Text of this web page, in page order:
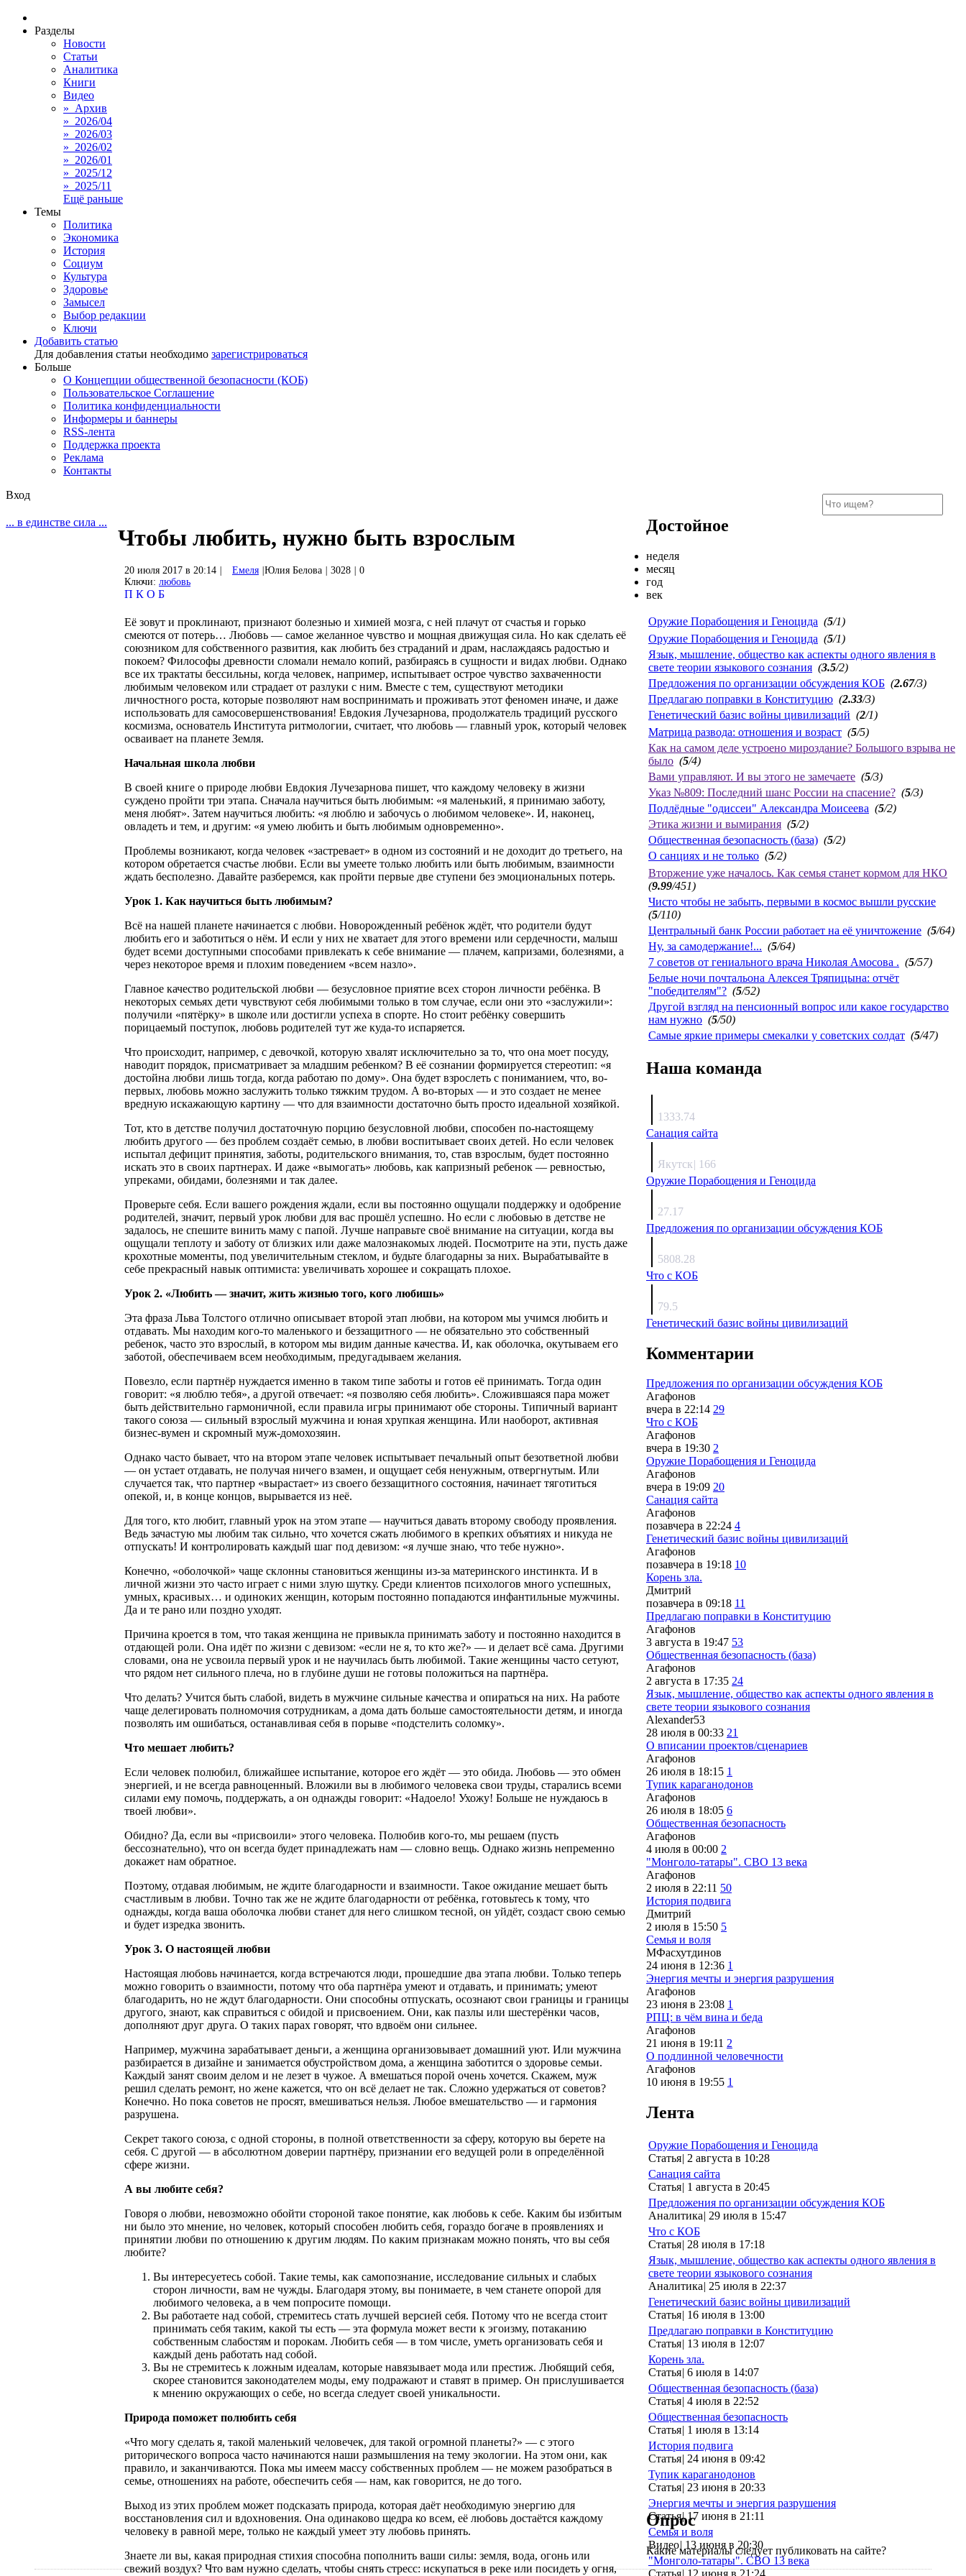
Разделы
Новости
Статьи
Аналитика
Книги
Видео
» Архив
» 2026/04
» 2026/03
» 2026/02
» 2026/01
» 2025/12
» 2025/11
Ещё раньше
Темы
Политика
Экономика
История
Социум
Культура
Здоровье
Замысел
Выбор редакции
Ключи
Добавить статью
Для добавления статьи необходимо зарегистрироваться
Больше
О Концепции общественной безопасности (КОБ)
Пользовательское Соглашение
Политика конфиденциальности
Информеры и баннеры
RSS-лента
Поддержка проекта
Реклама
Контакты
Вход
... в единстве сила ...
Чтобы любить, нужно быть взрослым
20 июля 2017 в 20:14 Емеля Юлия Белова 3028
0
Ключи: любовь
П К О Б
Её зовут и проклинают, признают болезнью и химией мозга, с ней плачут от счастья и горько
смеются от потерь… Любовь — самое желанное чувство и мощная движущая сила. Но как сделать её
союзником для собственного развития, как любить без страданий и драм, наслаждаясь радостью и
покоем? Философы древности сломали немало копий, разбираясь в сущности и видах любви. Однако
все их трактаты бессильны, когда человек, например, испытывает острое чувство захваченности
любимым человеком или страдает от разлуки с ним. Вместе с тем, существуют методики
личностного роста, которые позволяют нам воспринимать и проживать этот феномен иначе, и даже
использовать для самосовершенствования! Евдокия Лучезарнова, продолжатель традиций русского
космизма, основатель Института ритмологии, считает, что любовь — главный урок, который человек
осваивает на планете Земля.
Начальная школа любви
В своей книге о природе любви Евдокия Лучезарнова пишет, что каждому человеку в жизни
суждено пройти три этапа. Сначала научиться быть любимым: «я маленький, я принимаю заботу,
меня любят». Затем научиться любить: «я люблю и забочусь о любимом человеке». И, наконец,
овладеть и тем, и другим: «я умею любить и быть любимым одновременно».
Проблемы возникают, когда человек «застревает» в одном из состояний и не доходит до третьего, на
котором обретается счастье любви. Если вы умеете только любить или быть любимым, взаимности
ждать бесполезно. Давайте разберемся, как пройти первые две ступени без эмоциональных потерь.
Урок 1. Как научиться быть любимым?
Всё на нашей планете начинается с любви. Новорожденный ребёнок ждёт, что родители будут
любить его и заботиться о нём. И если у них не хватает для этого времени или сердечности, малыш
будет всеми доступными способами привлекать к себе внимание — плачем, капризами, болезнями, а
через некоторое время и плохим поведением «всем назло».
Главное качество родительской любви — безусловное приятие всех сторон личности ребёнка. В
некоторых семьях дети чувствуют себя любимыми только в том случае, если они это «заслужили»:
получили «пятёрку» в школе или достигли успеха в спорте. Но стоит ребёнку совершить
порицаемый поступок, любовь родителей тут же куда-то испаряется.
Что происходит, например, с девочкой, которую хвалят исключительно за то, что она моет посуду,
наводит порядок, присматривает за младшим ребенком? В её сознании формируется стереотип: «я
достойна любви лишь тогда, когда работаю по дому». Она будет взрослеть с пониманием, что, во-
первых, любовь можно заслужить только тяжким трудом. А во-вторых — и это создает не менее
вредную искажающую картину — что для взаимности достаточно быть просто идеальной хозяйкой.
Тот, кто в детстве получил достаточную порцию безусловной любви, способен по-настоящему
любить другого — без проблем создаёт семью, в любви воспитывает своих детей. Но если человек
испытал дефицит принятия, заботы, родительского внимания, то, став взрослым, будет постоянно
искать это в своих партнерах. И даже «вымогать» любовь, как капризный ребенок — ревностью,
упреками, обидами, болезнями и так далее.
Проверьте себя. Если вашего рождения ждали, если вы постоянно ощущали поддержку и одобрение
родителей, значит, первый урок любви для вас прошёл успешно. Но если с любовью в детстве не
задалось, не спешите винить маму с папой. Лучше направьте своё внимание на ситуации, когда вы
ощущали теплоту и заботу от близких или даже малознакомых людей. Посмотрите на эти, пусть даже
крохотные моменты, под увеличительным стеклом, и будьте благодарны за них. Вырабатывайте в
себе прекрасный навык оптимиста: увеличивать хорошее и сокращать плохое.
Урок 2. «Любить — значит, жить жизнью того, кого любишь»
Эта фраза Льва Толстого отлично описывает второй этап любви, на котором мы учимся любить и
отдавать. Мы находим кого-то маленького и беззащитного — не обязательно это собственный
ребенок, часто это взрослый, в котором мы видим данные качества. И, как оболочка, окутываем его
заботой, обеспечиваем всем необходимым, предугадываем желания.
Повезло, если партнёр нуждается именно в таком типе заботы и готов её принимать. Тогда один
говорит: «я люблю тебя», а другой отвечает: «я позволяю себя любить». Сложившаяся пара может
быть действительно гармоничной, если правила игры принимают обе стороны. Типичный вариант
такого союза — сильный взрослый мужчина и юная хрупкая женщина. Или наоборот, активная
бизнес-вумен и скромный муж-домохозяин.
Однако часто бывает, что на втором этапе человек испытывает печальный опыт безответной любви
— он устает отдавать, не получая ничего взамен, и ощущает себя ненужным, отвергнутым. Или
случается так, что партнер «вырастает» из своего беззащитного состояния, начинает тяготиться
опекой, и, в конце концов, вырывается из неё.
Для того, кто любит, главный урок на этом этапе — научиться давать второму свободу проявления.
Ведь зачастую мы любим так сильно, что хочется сжать любимого в крепких объятиях и никуда не
отпускать! И контролировать каждый шаг под девизом: «я лучше знаю, что тебе нужно».
Конечно, «оболочкой» чаще склонны становиться женщины из-за материнского инстинкта. И в
личной жизни это часто играет с ними злую шутку. Среди клиентов психологов много успешных,
умных, красивых… и одиноких женщин, которым постоянно попадаются инфантильные мужчины.
Да и те рано или поздно уходят.
Причина кроется в том, что такая женщина не привыкла принимать заботу и постоянно находится в
отдающей роли. Она идёт по жизни с девизом: «если не я, то кто же?» — и делает всё сама. Другими
словами, она не усвоила первый урок и не научилась быть любимой. Такие женщины часто сетуют,
что рядом нет сильного плеча, но в глубине души не готовы положиться на партнёра.
Что делать? Учится быть слабой, видеть в мужчине сильные качества и опираться на них. На работе
чаще делегировать полномочия сотрудникам, а дома дать больше самостоятельности детям, и иногда
позволять им ошибаться, останавливая себя в порыве «подстелить соломку».
Что мешает любить?
Если человек полюбил, ближайшее испытание, которое его ждёт — это обида. Любовь — это обмен
энергией, и не всегда равноценный. Вложили вы в любимого человека свои труды, старались всеми
силами ему помочь, поддержать, а он однажды говорит: «Надоело! Ухожу! Больше не нуждаюсь в
твоей любви».
Обидно? Да, если вы «присвоили» этого человека. Полюбив кого-то, мы решаем (пусть
бессознательно), что он всегда будет принадлежать нам — словно вещь. Однако жизнь непременно
докажет нам обратное.
Поэтому, отдавая любимым, не ждите благодарности и взаимности. Такое ожидание мешает быть
счастливым в любви. Точно так же не ждите благодарности от ребёнка, готовьтесь к тому, что
однажды, когда ваша оболочка любви станет для него слишком тесной, он уйдёт, создаст свою семью
и будет изредка звонить.
Урок 3. О настоящей любви
Настоящая любовь начинается, когда встречаются люди, прошедшие два этапа любви. Только теперь
можно говорить о взаимности, потому что оба партнёра умеют и отдавать, и принимать; умеют
благодарить, но не ждут благодарности. Они способны отпускать, осознают свои границы и границы
другого, знают, как справиться с обидой и присвоением. Они, как пазлы или шестерёнки часов,
дополняют друг друга. О таких парах говорят, что вдвоём они сильнее.
Например, мужчина зарабатывает деньги, а женщина организовывает домашний уют. Или мужчина
разбирается в дизайне и занимается обустройством дома, а женщина заботится о здоровье семьи.
Каждый занят своим делом и не лезет в чужое. А вмешаться порой очень хочется. Скажем, муж
решил сделать ремонт, но жене кажется, что он всё делает не так. Сложно удержаться от советов?
Конечно. Но пока советов не просят, вмешиваться нельзя. Любое вмешательство — и гармония
разрушена.
Секрет такого союза, с одной стороны, в полной ответственности за сферу, которую вы берете на
себя. С другой — в абсолютном доверии партнёру, признании его ведущей роли в определённой
сфере жизни.
А вы любите себя?
Говоря о любви, невозможно обойти стороной такое понятие, как любовь к себе. Каким бы избитым
ни было это мнение, но человек, который способен любить себя, гораздо богаче в проявлениях и
принятии любви по отношению к другим людям. По каким признакам можно понять, что вы себя
любите?
Вы интересуетесь собой. Такие темы, как самопознание, исследование сильных и слабых
сторон личности, вам не чужды. Благодаря этому, вы понимаете, в чем станете опорой для
любимого человека, а в чем попросите помощи.
Вы работаете над собой, стремитесь стать лучшей версией себя. Потому что не всегда стоит
принимать себя таким, какой ты есть — эта формула может вести к эгоизму, потаканию
собственным слабостям и порокам. Любить себя — в том числе, уметь организовать себя и
каждый день работать над собой.
Вы не стремитесь к ложным идеалам, которые навязывает мода или престиж. Любящий себя,
скорее становится законодателем моды, ему подражают и ставят в пример. Он прислушивается
к мнению окружающих о себе, но всегда следует своей уникальности.
Природа поможет полюбить себя
«Что могу сделать я, такой маленький человечек, для такой огромной планеты?» — с этого
риторического вопроса часто начинаются наши размышления на тему экологии. На этом они, как
правило, и заканчиваются. Пока мы имеем массу собственных проблем — не можем разобраться в
семье, отношениях на работе, обеспечить себя — нам, как говорится, не до того.
Выход из этих проблем может подсказать природа, которая даёт необходимую энергию для
восстановления сил и вдохновения. Она одинаково щедра ко всем, её любовь достаётся каждому
человеку в равной мере, только не каждый умеет эту любовь принять.
Знаете ли вы, какая природная стихия способна пополнить ваши силы: земля, вода, огонь или
свежий воздух? Что вам нужно сделать, чтобы снять стресс: искупаться в реке или посидеть у огня,
Достойное
неделя
месяц
год
век
Оружие Порабощения и Геноцида (5/1)
Оружие Порабощения и Геноцида (5/1)
Язык, мышление, общество как аспекты одного явления в
свете теории языкового сознания (3.5/2)
Предложения по организации обсуждения КОБ (2.67/3)
Предлагаю поправки в Конституцию (2.33/3)
Генетический базис войны цивилизаций (2/1)
Матрица развода: отношения и возраст (5/5)
Как на самом деле устроено мироздание? Большого взрыва не
было (5/4)
Вами управляют. И вы этого не замечаете (5/3)
Указ №809: Последний шанс России на спасение? (5/3)
Подлёдные "одиссеи" Александра Моисеева (5/2)
Этика жизни и вымирания (5/2)
Общественная безопасность (база) (5/2)
О санциях и не только (5/2)
Вторжение уже началось. Как семья станет кормом для НКО
(9.99/451)
Чисто чтобы не забыть, первыми в космос вышли русские
(5/110)
Центральный банк России работает на её уничтожение (5/64)
Ну, за самодержание!... (5/64)
7 советов от гениального врача Николая Амосова . (5/57)
Белые ночи почтальона Алексея Тряпицына: отчёт
"победителям"? (5/52)
Другой взгляд на пенсионный вопрос или какое государство
нам нужно (5/50)
Самые яркие примеры смекалки у советских солдат (5/47)
Наша команда
1333.74
Санация сайта
Якутск| 166
Оружие Порабощения и Геноцида
27.17
Предложения по организации обсуждения КОБ
5808.28
Что с КОБ
79.5
Генетический базис войны цивилизаций
Комментарии
Предложения по организации обсуждения КОБ
Агафонов
вчера в 22:14 29
Что с КОБ
Агафонов
вчера в 19:30 2
Оружие Порабощения и Геноцида
Агафонов
вчера в 19:09 20
Санация сайта
Агафонов
позавчера в 22:24 4
Генетический базис войны цивилизаций
Агафонов
позавчера в 19:18 10
Корень зла.
Дмитрий
позавчера в 09:18 11
Предлагаю поправки в Конституцию
Агафонов
3 августа в 19:47 53
Общественная безопасность (база)
Агафонов
2 августа в 17:35 24
Язык, мышление, общество как аспекты одного явления в
свете теории языкового сознания
Alexander53
28 июля в 00:33 21
О вписании проектов/сценариев
Агафонов
26 июля в 18:15 1
Тупик караганодонов
Агафонов
26 июля в 18:05 6
Общественная безопасность
Агафонов
4 июля в 00:00 2
"Монголо-татары". СВО 13 века
Агафонов
2 июля в 22:11 50
История подвига
Дмитрий
2 июля в 15:50 5
Семья и воля
МФасхутдинов
24 июня в 12:36 1
Энергия мечты и энергия разрушения
Агафонов
23 июня в 23:08 1
РПЦ: в чём вина и беда
Агафонов
21 июня в 19:11 2
О подлинной человечности
Агафонов
10 июня в 19:55 1
Лента
Оружие Порабощения и Геноцида
Статья| 2 августа в 10:28
Санация сайта
Статья| 1 августа в 20:45
Предложения по организации обсуждения КОБ
Аналитика| 29 июля в 15:47
Что с КОБ
Статья| 28 июля в 17:18
Язык, мышление, общество как аспекты одного явления в
свете теории языкового сознания
Аналитика| 25 июля в 22:37
Генетический базис войны цивилизаций
Статья| 16 июля в 13:00
Предлагаю поправки в Конституцию
Статья| 13 июля в 12:07
Корень зла.
Статья| 6 июля в 14:07
Общественная безопасность (база)
Статья| 4 июля в 22:52
Общественная безопасность
Статья| 1 июля в 13:14
История подвига
Статья| 24 июня в 09:42
Тупик караганодонов
Статья| 23 июня в 20:33
Энергия мечты и энергия разрушения
Статья| 17 июня в 21:11
Семья и воля
Видео| 13 июня в 20:30
"Монголо-татары". СВО 13 века
Опрос
Какие материалы следует публиковать на сайте?